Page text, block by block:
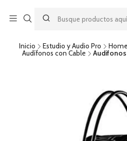
descuento por
por una compra mínima de $49.990.
acumulable a otras promociones ni
Inicio Estudio y Audio Pro
Audífonos con Cable
Audifonos